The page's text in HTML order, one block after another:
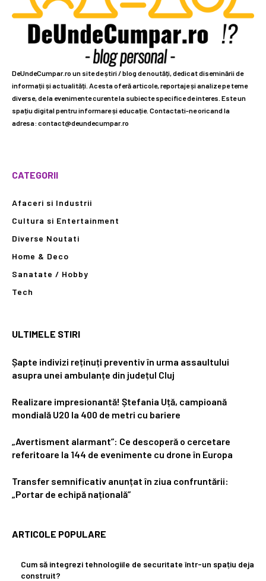
DeUndeCumpar.ro un site de știri / blog de noutăți, dedicat diseminării de
informații și actualități. Acesta oferă articole, reportaje și analize pe teme
diverse, de la evenimente curente la subiecte specifice de interes. Este un
spațiu digital pentru informare și educație. Contactati-ne oricand la
adresa: contact@deundecumpar.ro
CATEGORII
Afaceri si Industrii
Cultura si Entertainment
Diverse Noutati
Home & Deco
Sanatate / Hobby
Tech
ULTIMELE STIRI
Șapte indivizi reținuți preventiv în urma assaultului
asupra unei ambulanțe din județul Cluj
Realizare impresionantă! Ștefania Uță, campioană
mondială U20 la 400 de metri cu bariere
„Avertisment alarmant”: Ce descoperă o cercetare
referitoare la 144 de evenimente cu drone în Europa
Transfer semnificativ anunțat în ziua confruntării:
„Portar de echipă națională”
ARTICOLE POPULARE
Cum să integrezi tehnologiile de securitate într-un spațiu deja
construit?